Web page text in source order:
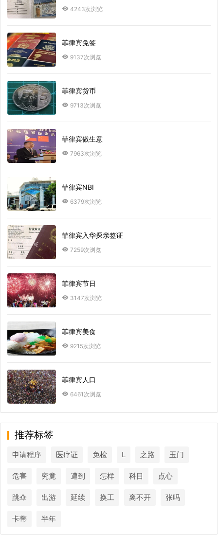
4243次浏览
菲律宾免签
9137次浏览
菲律宾货币
9713次浏览
菲律宾做生意
7963次浏览
菲律宾NBI
6379次浏览
菲律宾入华探亲签证
7259次浏览
菲律宾节日
3147次浏览
菲律宾美食
9215次浏览
菲律宾人口
6461次浏览
推荐标签
申请程序 医疗证 免检 L 之路 玉门
危害 究竟 遭到 怎样 科目 点心
跳伞 出游 延续 换工 离不开 张吗
卡蒂 半年